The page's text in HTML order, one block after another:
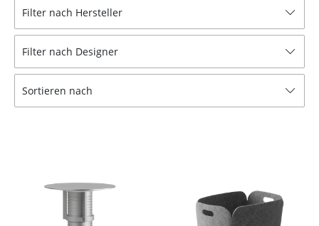
Barhocker
Hocker
Bänke & Liegen
Sitzsäcke
Schaukelstühle
Bürodrehstühle
Filter nach Hersteller
Filter nach Designer
Sortieren nach